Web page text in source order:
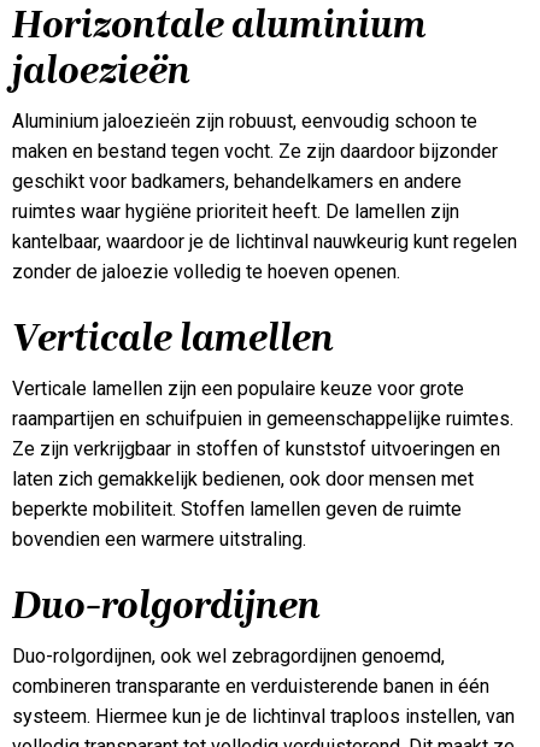
Horizontale aluminium
jaloezieën
Aluminium jaloezieën zijn robuust, eenvoudig schoon te
maken en bestand tegen vocht. Ze zijn daardoor bijzonder
geschikt voor badkamers, behandelkamers en andere
ruimtes waar hygiëne prioriteit heeft. De lamellen zijn
kantelbaar, waardoor je de lichtinval nauwkeurig kunt regelen
zonder de jaloezie volledig te hoeven openen.
Verticale lamellen
Verticale lamellen zijn een populaire keuze voor grote
raampartijen en schuifpuien in gemeenschappelijke ruimtes.
Ze zijn verkrijgbaar in stoffen of kunststof uitvoeringen en
laten zich gemakkelijk bedienen, ook door mensen met
beperkte mobiliteit. Stoffen lamellen geven de ruimte
bovendien een warmere uitstraling.
Duo-rolgordijnen
Duo-rolgordijnen, ook wel zebragordijnen genoemd,
combineren transparante en verduisterende banen in één
systeem. Hiermee kun je de lichtinval traploos instellen, van